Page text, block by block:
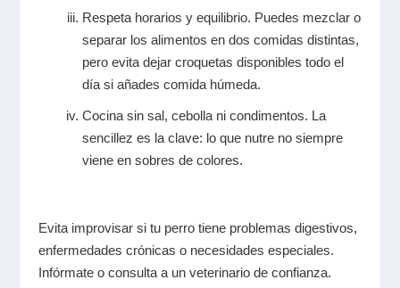
Respeta horarios y equilibrio. Puedes mezclar o
separar los alimentos en dos comidas distintas,
pero evita dejar croquetas disponibles todo el
día si añades comida húmeda.
Cocina sin sal, cebolla ni condimentos. La
sencillez es la clave: lo que nutre no siempre
viene en sobres de colores.
Evita improvisar si tu perro tiene problemas digestivos,
enfermedades crónicas o necesidades especiales.
Infórmate o consulta a un veterinario de confianza.